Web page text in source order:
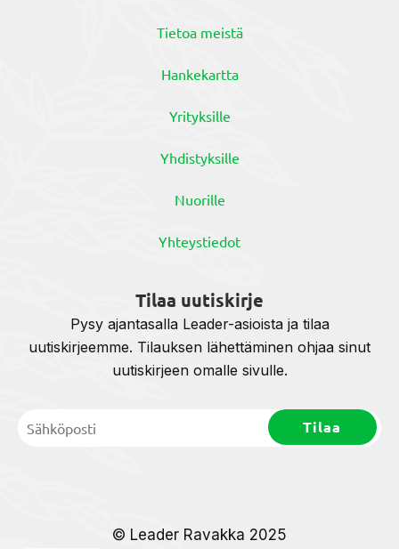
Tietoa meistä
Hankekartta
Yrityksille
Yhdistyksille
Nuorille
Yhteystiedot
Tilaa uutiskirje
Pysy ajantasalla Leader-asioista ja tilaa
uutiskirjeemme. Tilauksen lähettäminen ohjaa sinut
uutiskirjeen omalle sivulle.
© Leader Ravakka 2025